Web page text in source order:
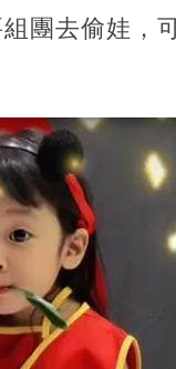
團去偷娃，